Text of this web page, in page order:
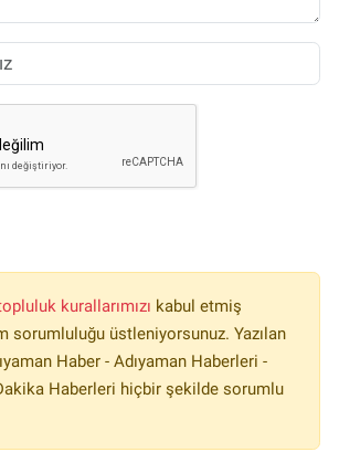
kurallarımızı kabul etmiş
sorumluluğu üstleniyorsunuz. Yazılan
Haber - Adıyaman Haberleri -
Haberleri hiçbir şekilde sorumlu